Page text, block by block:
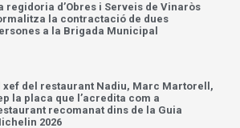
regidoria d’Obres i Serveis de Vinaròs
la contractació de dues
a la Brigada Municipal
xef del restaurant Nadiu, Marc Martorell,
la placa que l’acredita com a
recomanat dins de la Guia
2026